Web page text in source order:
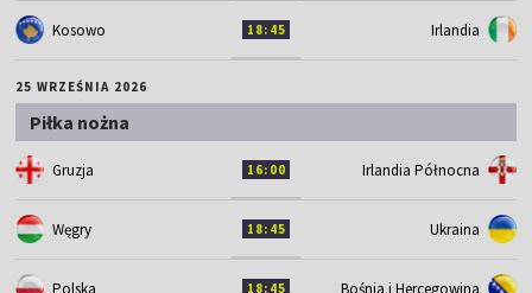
Kosowo 18:45 Irlandia
25 WRZEŚNIA 2026
Piłka nożna
Gruzja 16:00 Irlandia Północna
Węgry 18:45 Ukraina
Polska 18:45 Bośnia i Hercegowina